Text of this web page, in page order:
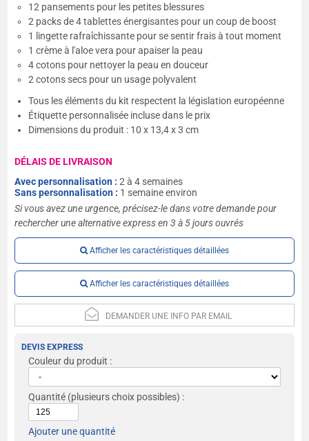
12 pansements pour les petites blessures
2 packs de 4 tablettes énergisantes pour un coup de boost
1 lingette rafraîchissante pour se sentir frais à tout moment
1 crème à l'aloe vera pour apaiser la peau
4 cotons pour nettoyer la peau en douceur
2 cotons secs pour un usage polyvalent
Tous les éléments du kit respectent la législation européenne
Étiquette personnalisée incluse dans le prix
Dimensions du produit : 10 x 13,4 x 3 cm
DÉLAIS DE LIVRAISON
Avec personnalisation :2 à 4 semaines
Sans personnalisation : 1 semaine environ
Si vous avez une urgence, précisez-le dans votre demande pour
rechercher une alternative express en 3 à 5 jours ouvrés
Afficher les caractéristiques détaillées
Afficher les caractéristiques détaillées
DEMANDER UNE INFO PAR EMAIL
DEVIS EXPRESS
Couleur du produit :
Quantité (plusieurs choix possibles) :
Ajouter une quantité